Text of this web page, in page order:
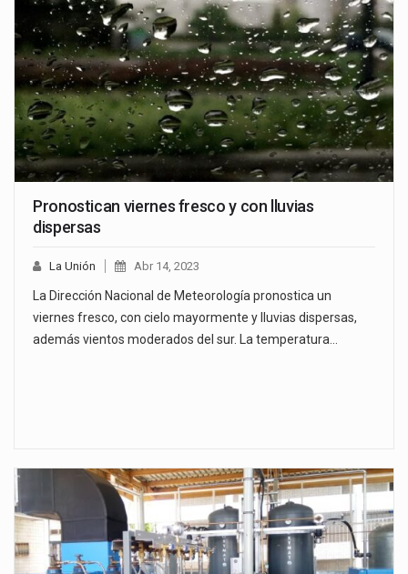
Pronostican viernes fresco y con lluvias
dispersas
La Unión Abr 14, 2023
La Dirección Nacional de Meteorología pronostica un
viernes fresco, con cielo mayormente y lluvias dispersas,
además vientos moderados del sur. La temperatura…